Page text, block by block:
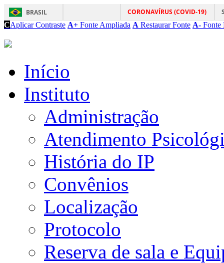
BRASIL CORONAVÍRUS (COVID-19)
CAplicar Contraste A+ Fonte Ampliada A Restaurar Fonte A- Fonte
Início
Instituto
Administração
Atendimento
História do IP
Convênios
Localização
Protocolo
Reserva de sala e